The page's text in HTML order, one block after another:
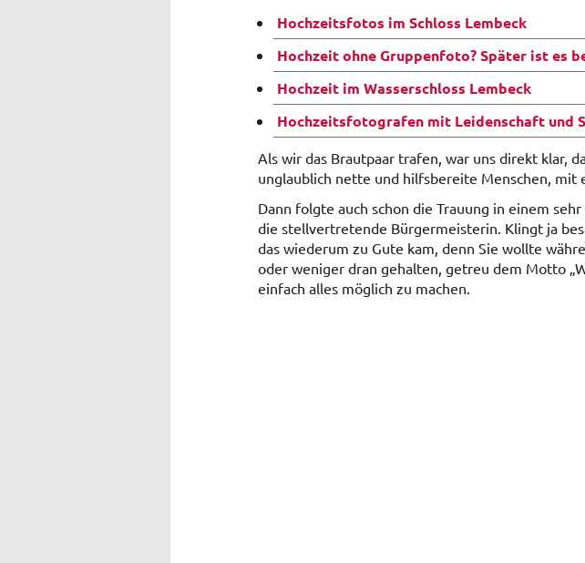
Hochzeitsfotos im Schloss Lembeck
Hochzeit ohne Gruppenfoto? Später ist es
Hochzeit im Wasserschloss Lembeck
Hochzeitsfotografen mit Leidenschaft und
Als wir das Brautpaar trafen, war uns direkt klar,
unglaublich nette und hilfsbereite Menschen, mit
Dann folgte auch schon die Trauung in einem sehr
die stellvertretende Bürgermeisterin. Klingt ja
das wiederum zu Gute kam, denn Sie wollte
oder weniger dran gehalten, getreu dem Motto
einfach alles möglich zu machen.